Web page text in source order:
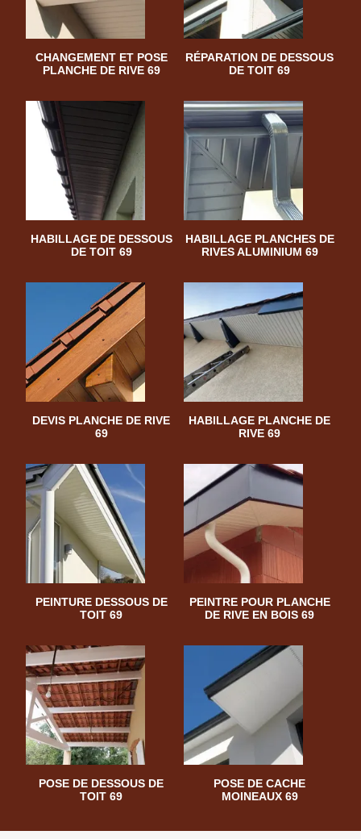
CHANGEMENT ET POSE
PLANCHE DE RIVE 69
RÉPARATION DE DESSOUS
DE TOIT 69
HABILLAGE DE DESSOUS
DE TOIT 69
HABILLAGE PLANCHES DE
RIVES ALUMINIUM 69
DEVIS PLANCHE DE RIVE
69
HABILLAGE PLANCHE DE
RIVE 69
PEINTURE DESSOUS DE
TOIT 69
PEINTRE POUR PLANCHE
DE RIVE EN BOIS 69
POSE DE DESSOUS DE
TOIT 69
POSE DE CACHE
MOINEAUX 69